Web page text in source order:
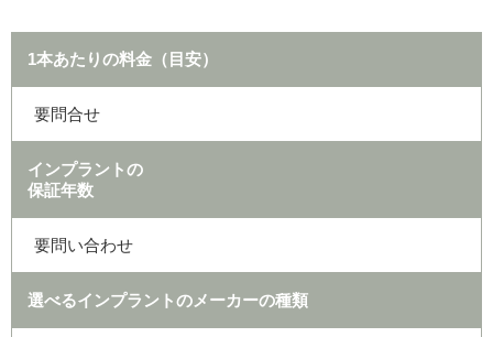
1本あたりの料金（目安）
要問合せ
インプラントの
保証年数
要問い合わせ
選べるインプラントのメーカーの種類